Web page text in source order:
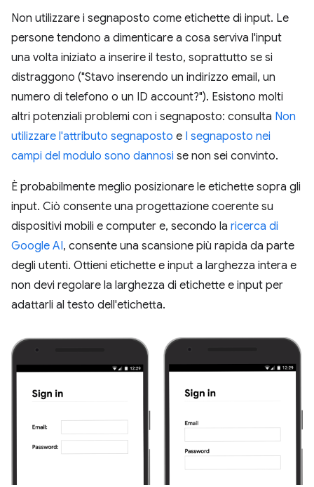
Non utilizzare i segnaposto come etichette di input. Le
persone tendono a dimenticare a cosa serviva l'input
una volta iniziato a inserire il testo, soprattutto se si
distraggono ("Stavo inserendo un indirizzo email, un
numero di telefono o un ID account?"). Esistono molti
altri potenziali problemi con i segnaposto: consulta Non
utilizzare l'attributo segnaposto e I segnaposto nei
campi del modulo sono dannosi se non sei convinto.
È probabilmente meglio posizionare le etichette sopra gli
input. Ciò consente una progettazione coerente su
dispositivi mobili e computer e, secondo la ricerca di
Google AI, consente una scansione più rapida da parte
degli utenti. Ottieni etichette e input a larghezza intera e
non devi regolare la larghezza di etichette e input per
adattarli al testo dell'etichetta.